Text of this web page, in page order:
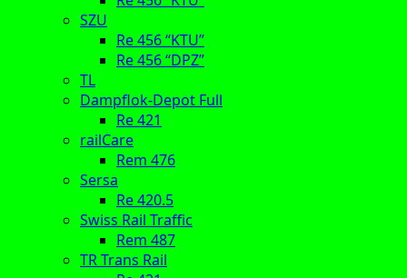
SZU
Re 456 “KTU”
Re 456 “DPZ”
TL
Dampflok-Depot Full
Re 421
railCare
Rem 476
Sersa
Re 420.5
Swiss Rail Traffic
Rem 487
TR Trans Rail